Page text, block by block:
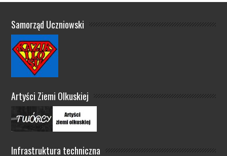
Samorząd Uczniowski
Artyści Ziemi Olkuskiej
Infrastruktura techniczna